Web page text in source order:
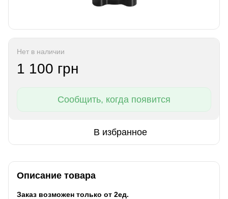
Нет в наличии
1 100 грн
Сообщить, когда появится
В избранное
Описание товара
Заказ возможен только от 2ед.